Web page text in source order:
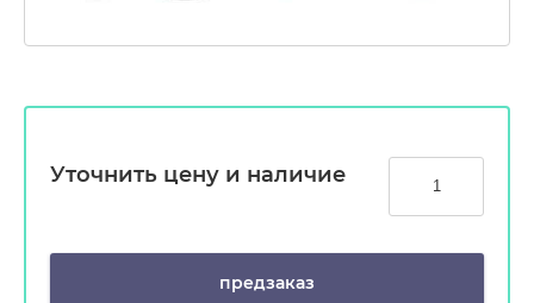
Уточнить цену и наличие
предзаказ